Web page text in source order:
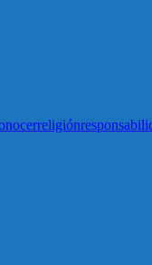
religión